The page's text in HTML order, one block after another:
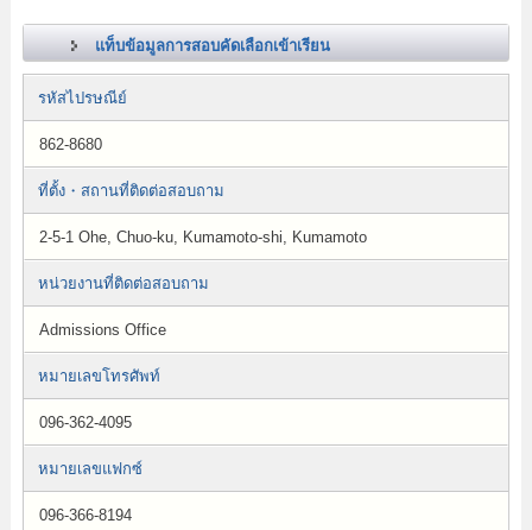
แท็บข้อมูลการสอบคัดเลือกเข้าเรียน
รหัสไปรษณีย์
862-8680
ที่ตั้ง・สถานที่ติดต่อสอบถาม
2-5-1 Ohe, Chuo-ku, Kumamoto-shi, Kumamoto
หน่วยงานที่ติดต่อสอบถาม
Admissions Office
หมายเลขโทรศัพท์
096-362-4095
หมายเลขแฟกซ์
096-366-8194